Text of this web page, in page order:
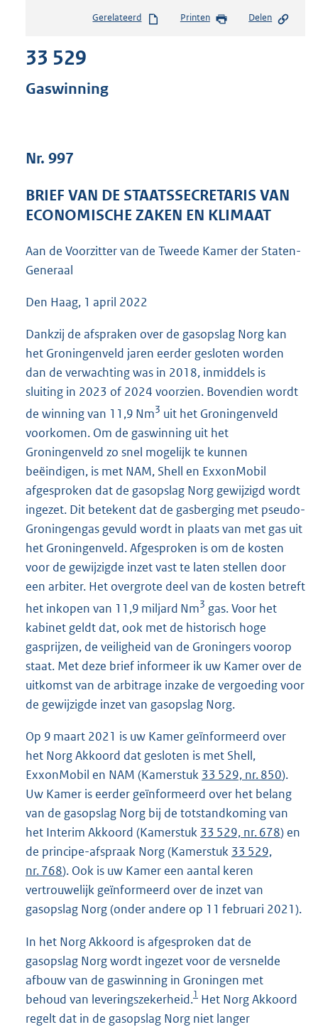
s
e
:
3
Gerelateerd Printen Delen
33 529
Gaswinning
Nr. 997
BRIEF VAN DE STAATSSECRETARIS VAN
ECONOMISCHE ZAKEN EN KLIMAAT
Aan de Voorzitter van de Tweede Kamer der Staten-
Generaal
Den Haag, 1 april 2022
Dankzij de afspraken over de gasopslag Norg kan
het Groningenveld jaren eerder gesloten worden
dan de verwachting was in 2018, inmiddels is
sluiting in 2023 of 2024 voorzien. Bovendien wordt
de winning van 11,9 Nm3 uit het Groningenveld
voorkomen. Om de gaswinning uit het
Groningenveld zo snel mogelijk te kunnen
beëindigen, is met NAM, Shell en ExxonMobil
afgesproken dat de gasopslag Norg gewijzigd wordt
ingezet. Dit betekent dat de gasberging met pseudo-
Groningengas gevuld wordt in plaats van met gas uit
het Groningenveld. Afgesproken is om de kosten
voor de gewijzigde inzet vast te laten stellen door
een arbiter. Het overgrote deel van de kosten betreft
het inkopen van 11,9 miljard Nm3 gas. Voor het
kabinet geldt dat, ook met de historisch hoge
gasprijzen, de veiligheid van de Groningers voorop
staat. Met deze brief informeer ik uw Kamer over de
uitkomst van de arbitrage inzake de vergoeding voor
de gewijzigde inzet van gasopslag Norg.
Op 9 maart 2021 is uw Kamer geïnformeerd over
het Norg Akkoord dat gesloten is met Shell,
ExxonMobil en NAM (Kamerstuk 33 529, nr. 850).
Uw Kamer is eerder geïnformeerd over het belang
van de gasopslag Norg bij de totstandkoming van
het Interim Akkoord (Kamerstuk 33 529, nr. 678) en
de principe-afspraak Norg (Kamerstuk 33 529,
nr. 768). Ook is uw Kamer een aantal keren
vertrouwelijk geïnformeerd over de inzet van
gasopslag Norg (onder andere op 11 februari 2021).
In het Norg Akkoord is afgesproken dat de
gasopslag Norg wordt ingezet voor de versnelde
afbouw van de gaswinning in Groningen met
behoud van leveringszekerheid.1 Het Norg Akkoord
regelt dat in de gasopslag Norg niet langer